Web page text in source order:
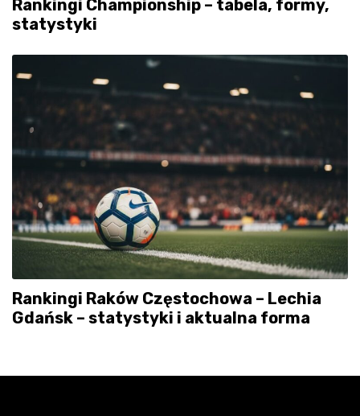
Rankingi Championship – tabela, formy,
statystyki
Rankingi Raków Częstochowa – Lechia
Gdańsk – statystyki i aktualna forma